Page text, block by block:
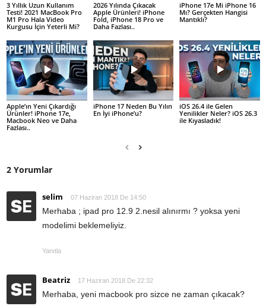
3 Yıllık Uzun Kullanım
Testi! 2021 MacBook Pro
M1 Pro Hala Video
Kurgusu İçin Yeterli Mi?
2026 Yılında Çıkacak
Apple Ürünleri! iPhone
Fold, iPhone 18 Pro ve
Daha Fazlası..
iPhone 17e Mi iPhone 16
Mı? Gerçekten Hangisi
Mantıklı?
Apple’ın Yeni Çıkardığı
Ürünler! iPhone 17e,
Macbook Neo ve Daha
Fazlası..
iPhone 17 Neden Bu Yılın
En İyi iPhone’u?
iOS 26.4 ile Gelen
Yenilikler Neler? iOS 26.3
ile Kıyasladık!
2 Yorumlar
selim 07 Haziran 2018 De 14:50
Merhaba ; ipad pro 12.9 2.nesil alınırmı ? yoksa yeni
modelimi beklemeliyiz.
Yanıtla
Beatriz 17 Haziran 2018 De 22:32
Merhaba, yeni macbook pro sizce ne zaman çıkacak?